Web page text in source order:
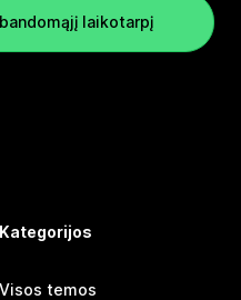
laikotarpį
Kategorijos
Visos temos